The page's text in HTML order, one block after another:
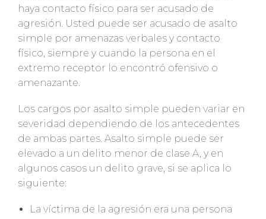
haya contacto físico para ser acusado de
agresión. Usted puede ser acusado de asalto
simple por amenazas verbales y contacto
físico, siempre y cuando la persona en el
extremo receptor lo encontró ofensivo o
amenazante.
Los cargos por asalto simple pueden variar en
severidad dependiendo de los antecedentes
de ambas partes. Asalto simple puede ser
elevado a un delito menor de clase A, y en
algunos casos un delito grave, si se aplica lo
siguiente:
La víctima de la agresión era una persona